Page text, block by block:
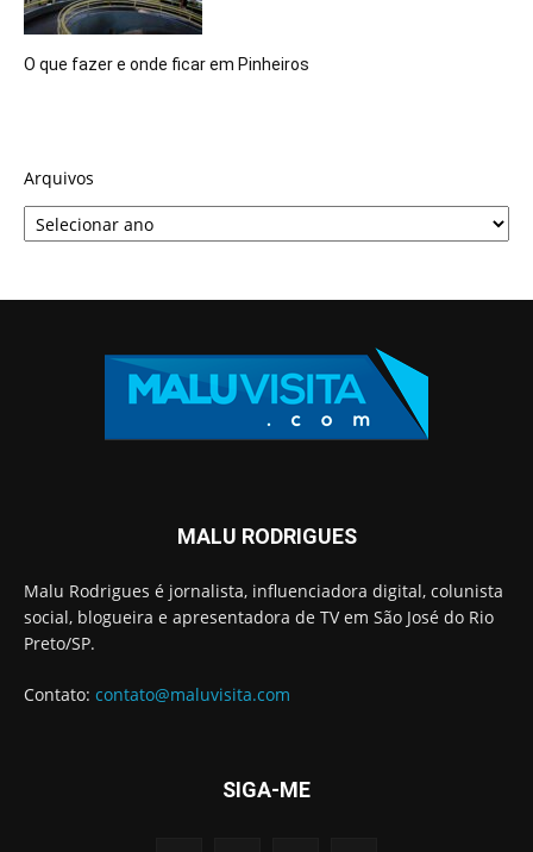
O que fazer e onde ficar em Pinheiros
Arquivos
MALU RODRIGUES
Malu Rodrigues é jornalista, influenciadora digital, colunista
social, blogueira e apresentadora de TV em São José do Rio
Preto/SP.
Contato: contato@maluvisita.com
SIGA-ME